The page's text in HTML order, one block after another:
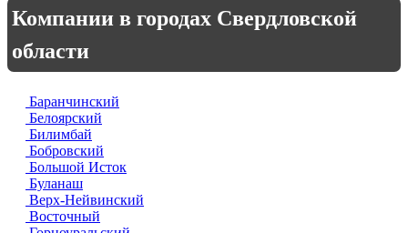
Компании в городах Свердловской
области
Баранчинский
Белоярский
Билимбай
Бобровский
Большой Исток
Буланаш
Верх-Нейвинский
Восточный